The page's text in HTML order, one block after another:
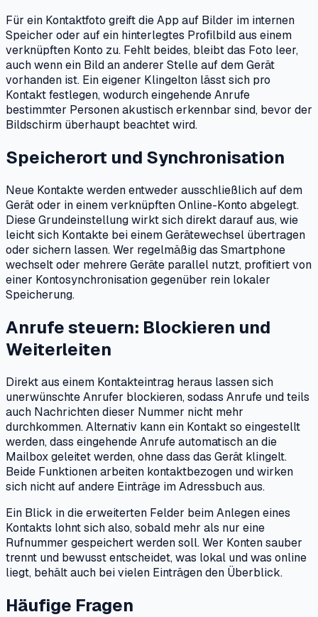
Für ein Kontaktfoto greift die App auf Bilder im internen
Speicher oder auf ein hinterlegtes Profilbild aus einem
verknüpften Konto zu. Fehlt beides, bleibt das Foto leer,
auch wenn ein Bild an anderer Stelle auf dem Gerät
vorhanden ist. Ein eigener Klingelton lässt sich pro
Kontakt festlegen, wodurch eingehende Anrufe
bestimmter Personen akustisch erkennbar sind, bevor der
Bildschirm überhaupt beachtet wird.
Speicherort und Synchronisation
Neue Kontakte werden entweder ausschließlich auf dem
Gerät oder in einem verknüpften Online-Konto abgelegt.
Diese Grundeinstellung wirkt sich direkt darauf aus, wie
leicht sich Kontakte bei einem Gerätewechsel übertragen
oder sichern lassen. Wer regelmäßig das Smartphone
wechselt oder mehrere Geräte parallel nutzt, profitiert von
einer Kontosynchronisation gegenüber rein lokaler
Speicherung.
Anrufe steuern: Blockieren und
Weiterleiten
Direkt aus einem Kontakteintrag heraus lassen sich
unerwünschte Anrufer blockieren, sodass Anrufe und teils
auch Nachrichten dieser Nummer nicht mehr
durchkommen. Alternativ kann ein Kontakt so eingestellt
werden, dass eingehende Anrufe automatisch an die
Mailbox geleitet werden, ohne dass das Gerät klingelt.
Beide Funktionen arbeiten kontaktbezogen und wirken
sich nicht auf andere Einträge im Adressbuch aus.
Ein Blick in die erweiterten Felder beim Anlegen eines
Kontakts lohnt sich also, sobald mehr als nur eine
Rufnummer gespeichert werden soll. Wer Konten sauber
trennt und bewusst entscheidet, was lokal und was online
liegt, behält auch bei vielen Einträgen den Überblick.
Häufige Fragen